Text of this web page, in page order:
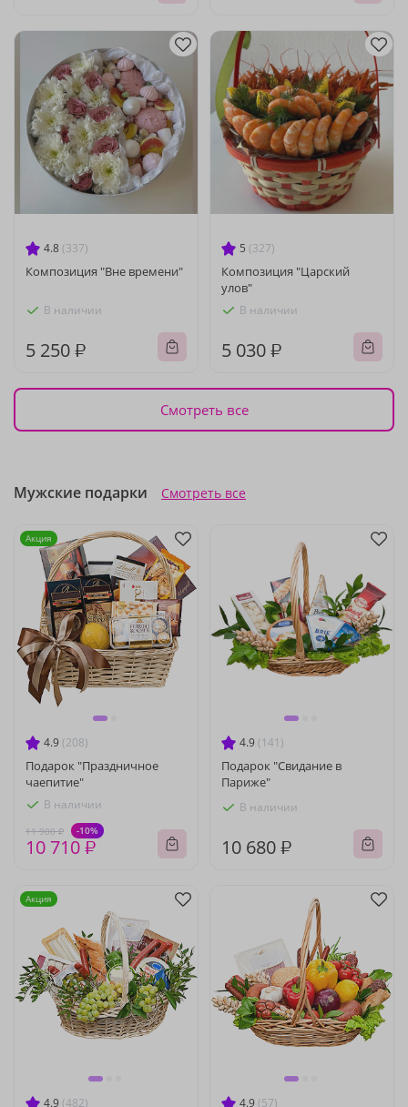
4.8 (337)
Композиция "Вне времени"
В наличии
5 250 ₽
5 (327)
Композиция "Царский
улов"
В наличии
5 030 ₽
Смотреть все
Мужские подарки Смотреть все
4.9 (208)
Подарок "Праздничное
чаепитие"
В наличии
11 900 ₽ -10%
10 710 ₽
Акция
4.9 (141)
Подарок "Свидание в
Париже"
В наличии
10 680 ₽
4.9 (482)
Акция
4.9 (57)